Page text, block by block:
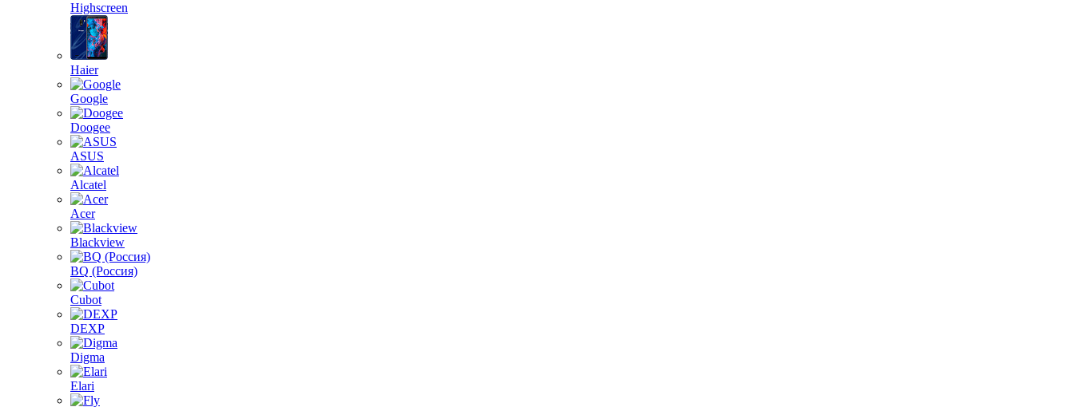
Highscreen
Haier
Google
Doogee
ASUS
Alcatel
Acer
Blackview
BQ (Россия)
Cubot
DEXP
Digma
Elari